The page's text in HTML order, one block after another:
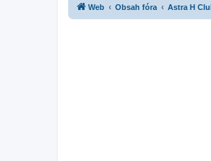
Web Obsah fóra Astra H